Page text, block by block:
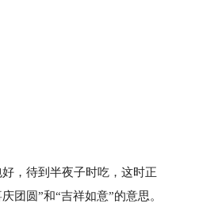
，待到半夜子时吃，这时正
团圆”和“吉祥如意”的意思。